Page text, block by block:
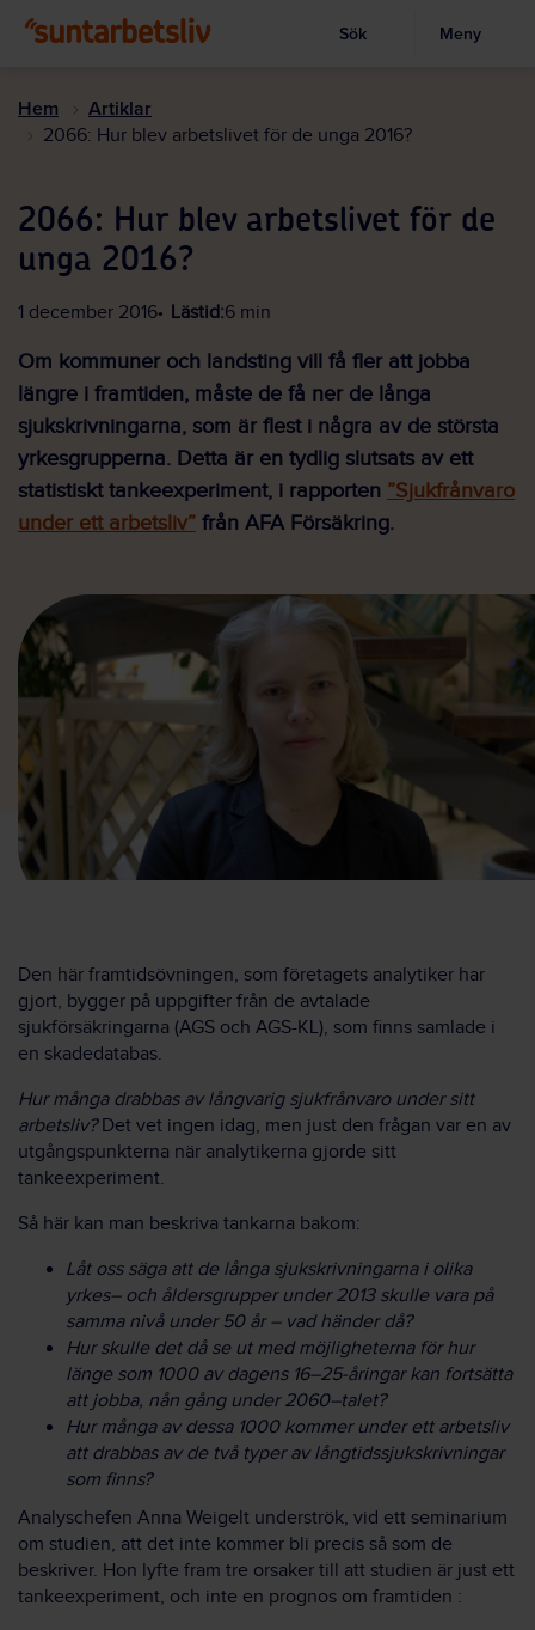
huvudinnehållet
Visa sökruta
Sök Meny
Hem Artiklar
2066: Hur blev arbetslivet för de unga 2016?
2066: Hur blev arbetslivet för de
unga 2016?
1 december 2016 Lästid:6 min
Om kommuner och landsting vill få fler att jobba
längre i framtiden, måste de få ner de långa
sjukskrivningarna, som är flest i några av de största
yrkesgrupperna. Detta är en tydlig slutsats av ett
statistiskt tankeexperiment, i rapporten ”Sjukfrånvaro
under ett arbetsliv” från AFA Försäkring.
Den här framtidsövningen, som företagets analytiker har
gjort, bygger på uppgifter från de avtalade
sjukförsäkringarna (AGS och AGS-KL), som finns samlade i
en skadedatabas.
Hur många drabbas av långvarig sjukfrånvaro under sitt
arbetsliv?Det vet ingen idag, men just den frågan var en av
utgångspunkterna när analytikerna gjorde sitt
tankeexperiment.
Så här kan man beskriva tankarna bakom:
Låt oss säga att de långa sjukskrivningarna i olika
yrkes– och åldersgrupper under 2013 skulle vara på
samma nivå under 50 år – vad händer då?
Hur skulle det då se ut med möjligheterna för hur
länge som 1000 av dagens 16–25-åringar kan fortsätta
att jobba, nån gång under 2060–talet?
Hur många av dessa 1000 kommer under ett arbetsliv
att drabbas av de två typerav långtidssjukskrivningar
som finns?
Analyschefen Anna Weigelt underströk, vid ett seminarium
om studien, att det inte kommer bli precis så som de
beskriver. Hon lyfte fram tre orsaker till att studien är just ett
tankeexperiment, och inte en prognos om framtiden :